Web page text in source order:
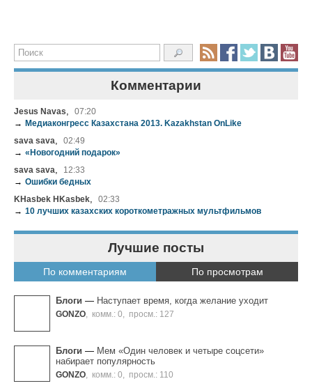
Комментарии
Jesus Navas, 07:20
→
Медиаконгресс Казахстана 2013. Kazakhstan OnLike
sava sava, 02:49
→ «Новогодний подарок»
sava sava,
12:33
→ Ошибки бедных
KHasbek HKasbek, 02:33
→ 10 лучших казахских короткометражных мультфильмов
Лучшие посты
По комментариям По просмотрам
Блоги — Наступает время, когда желание уходит
GONZO комм.: 0 просм.: 127
Блоги — Мем «Один человек и четыре соцсети»
набирает популярность
GONZO комм.: 0 просм.: 110